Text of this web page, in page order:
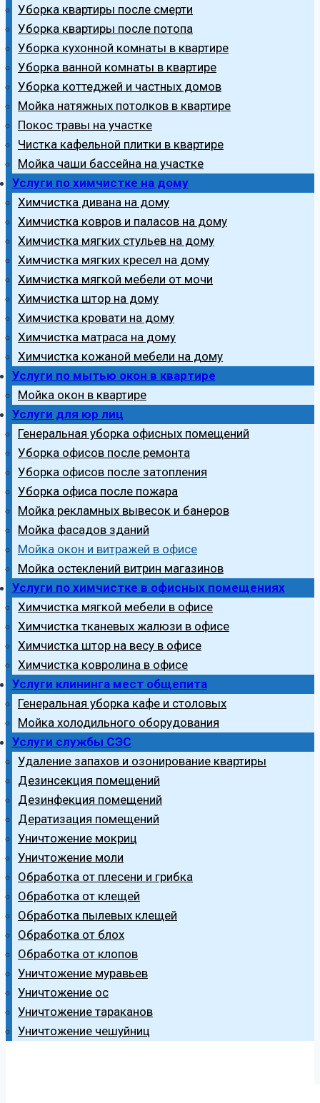
Уборка квартиры после смерти
Уборка квартиры после потопа
Уборка кухонной комнаты в квартире
Уборка ванной комнаты в квартире
Уборка коттеджей и частных домов
Мойка натяжных потолков в квартире
Покос травы на участке
Чистка кафельной плитки в квартире
Мойка чаши бассейна на участке
Услуги по химчистке на дому
Химчистка дивана на дому
Химчистка ковров и паласов на дому
Химчистка мягких стульев на дому
Химчистка мягких кресел на дому
Химчистка мягкой мебели от мочи
Химчистка штор на дому
Химчистка кровати на дому
Химчистка матраса на дому
Химчистка кожаной мебели на дому
Услуги по мытью окон в квартире
Мойка окон в квартире
Услуги для юр лиц
Генеральная уборка офисных помещений
Уборка офисов после ремонта
Уборка офисов после затопления
Уборка офиса после пожара
Мойка рекламных вывесок и банеров
Мойка фасадов зданий
Мойка окон и витражей в офисе
Мойка остеклений витрин магазинов
Услуги по химчистке в офисных помещениях
Химчистка мягкой мебели в офисе
Химчистка тканевых жалюзи в офисе
Химчистка штор на весу в офисе
Химчистка ковролина в офисе
Услуги клининга мест общепита
Генеральная уборка кафе и столовых
Мойка холодильного оборудования
Услуги службы СЭС
Удаление запахов и озонирование квартиры
Дезинсекция помещений
Дезинфекция помещений
Дератизация помещений
Уничтожение мокриц
Уничтожение моли
Обработка от плесени и грибка
Обработка от клещей
Обработка пылевых клещей
Обработка от блох
Обработка от клопов
Уничтожение муравьев
Уничтожение ос
Уничтожение тараканов
Уничтожение чешуйниц